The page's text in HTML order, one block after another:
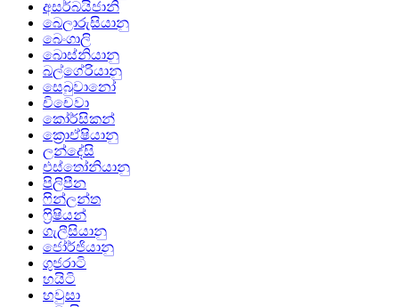
අසර්බයිජානි
බෙලාරුසියානු
බෙංගාලි
බොස්නියානු
බල්ගේරියානු
සෙබුවානෝ
චිචෙවා
කෝර්සිකන්
ක්‍රොඒෂියානු
ලන්දේසි
එස්තෝනියානු
පිලිපීන
ෆින්ලන්ත
ෆ්‍රිෂියන්
ගැලීසියානු
ජෝර්ජියානු
ගුජරාටි
හයිටි
හවුසා